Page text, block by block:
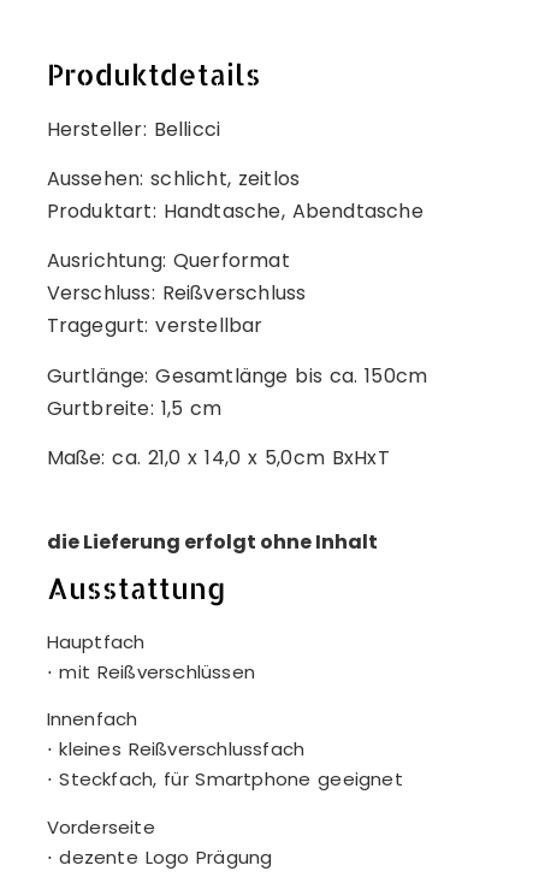
Produktdetails
Hersteller: Bellicci
Aussehen: schlicht, zeitlos
Produktart: Handtasche, Abendtasche
Ausrichtung: Querformat
Verschluss: Reißverschluss
Tragegurt: verstellbar
Gurtlänge: Gesamtlänge bis ca. 150cm
Gurtbreite: 1,5 cm
Maße: ca. 21,0 x 14,0 x 5,0cm BxHxT
die Lieferung erfolgt ohne Inhalt
Ausstattung
Hauptfach
⋅ mit Reißverschlüssen
Innenfach
⋅ kleines Reißverschlussfach
⋅ Steckfach, für Smartphone geeignet
Vorderseite
⋅ dezente Logo Prägung